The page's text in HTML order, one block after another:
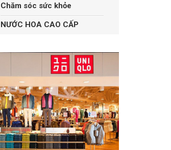
Chăm sóc sức khỏe
NƯỚC HOA CAO CẤP